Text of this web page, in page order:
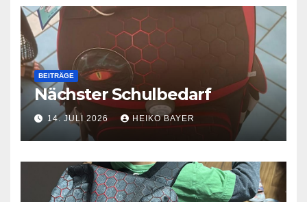
BEITRÄGE
Nächster Schulbedarf
14. JULI 2026 HEIKO BAYER